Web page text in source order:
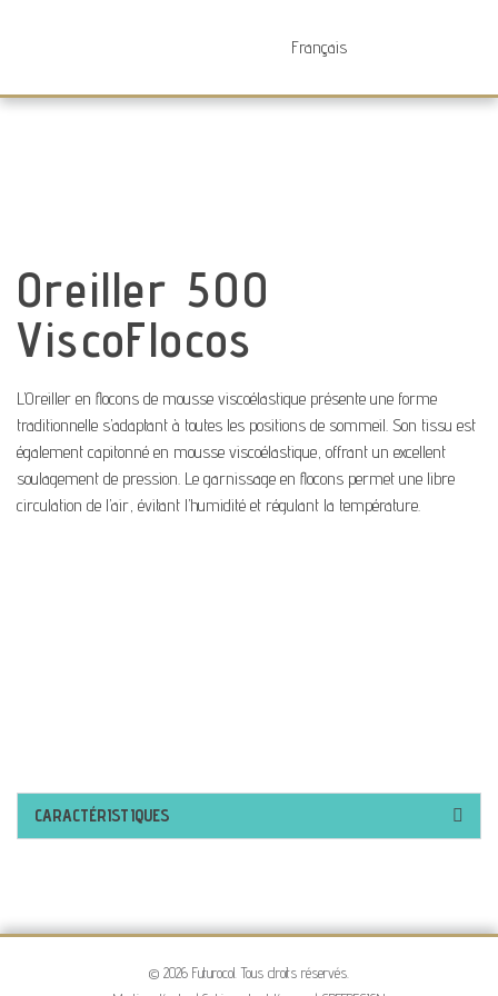
Oreiller 500
ViscoFlocos
L’Oreiller en flocons de mousse viscoélastique présente une forme
traditionnelle s’adaptant à toutes les positions de sommeil. Son tissu est
également capitonné en mousse viscoélastique, offrant un excellent
soulagement de pression. Le garnissage en flocons permet une libre
circulation de l’air, évitant l’humidité et régulant la température.
CARACTÉRISTIQUES
© 2026 Futurocol. Tous droits réservés.